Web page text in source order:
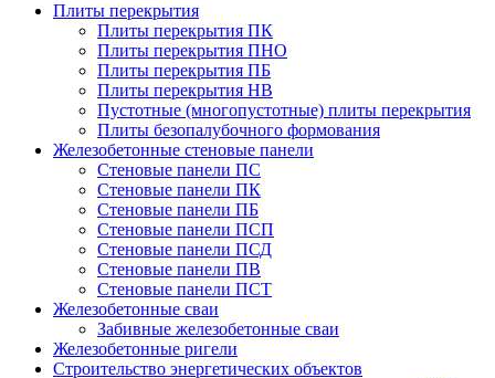
Плиты перекрытия
Плиты перекрытия ПК
Плиты перекрытия ПНО
Плиты перекрытия ПБ
Плиты перекрытия НВ
Пустотные (многопустотные) плиты перекрытия
Плиты безопалубочного формования
Железобетонные стеновые панели
Стеновые панели ПС
Стеновые панели ПК
Стеновые панели ПБ
Стеновые панели ПСП
Стеновые панели ПСД
Стеновые панели ПВ
Стеновые панели ПСТ
Железобетонные сваи
Забивные железобетонные сваи
Железобетонные ригели
Строительство энергетических объектов